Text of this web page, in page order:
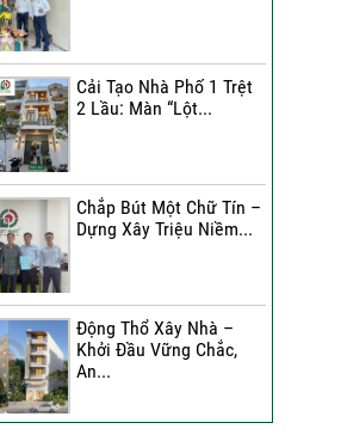
Sửa Nhà Trọn Gói | Chị Lê
Xây Nhà Phố Hẻm Nhỏ |
Anh Duy Đánh Giá Như
30 Ngày Thay Áo Mới | Chị
Kim Nhận Xét Như Thế
Nào?
Cải Tạo Nhà Phố 1 Trệt
2 Lầu: Màn “Lột...
Chắp Bút Một Chữ Tín –
Dựng Xây Triệu Niềm...
Động Thổ Xây Nhà –
Khởi Đầu Vững Chắc,
An...